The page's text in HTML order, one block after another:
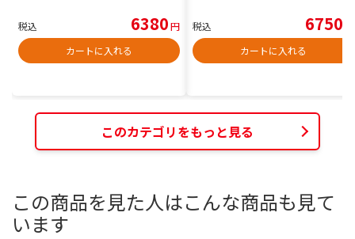
税込 6380円
カートに入れる
税込 6750
カートに入れる
このカテゴリをもっと見る
この商品を見た人はこんな商品も見て
います